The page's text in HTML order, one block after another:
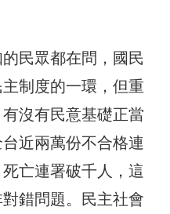
民眾都在問，國民
制度的一環，但重
沒有民意基礎正當
近兩萬份不合格連
亡連署破千人，這
錯問題。民主社會